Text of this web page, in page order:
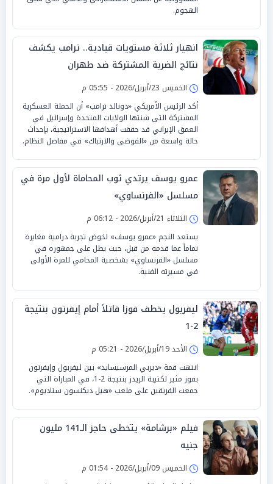
الهجوم.
انهيار ثلاثة مستويات قيادية.. ترامب يكشف
نتائج الضربة المشتركة ضد طهران
الخميس 23/أبريل/2026 - 05:55 م
أكد الرئيس الأمريكي «دونالد ترامب» أن الحملة العسكرية
المشتركة التي شنتها الولايات المتحدة وإسرائيل في
العمق الإيراني قد حققت أهدافها الاستراتيجية، بإحداث
حالة واسعة من «الفوضى والارتباك» في مفاصل النظام.
عمرو يوسف يرتدي ثوب المحاماة لأول مرة في
مسلسل «الفرنساوي»
الثلاثاء 21/أبريل/2026 - 06:12 م
يستعد النجم «عمرو يوسف» لخوض تجربة درامية مغايرة
تماماً عما قدمه من قبل، حيث يطل على جمهوره في
مسلسل «الفرنساوي» بشخصية المحامي للمرة الأولى
في مسيرته الفنية.
ليفربول يخطف فوزا قاتلاً أمام إيفرتون بنتيجة
2-1
الأحد 19/أبريل/2026 - 05:21 م
انتهت قمة «ديربي المرسيسايد» بين ليفربول وإيفرتون
بفوز مثير لكتيبة الريدز بنتيجة 2-1، في المباراة التي
جمعت الفريقين على ملعب «هيل ديكنسون ستاديوم».
فيلم «برشامة» يتخطى حاجز الـ141 مليون
جنيه
الخميس 09/أبريل/2026 - 01:54 م